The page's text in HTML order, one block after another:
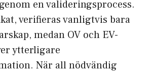
en valideringsprocess.
verifieras vanligtvis bara
medan OV och EV-
ytterligare
När all nödvändig